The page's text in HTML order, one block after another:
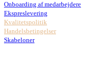
Onboarding af medarbejdere
Ekspreslevering
Kvalitetspolitik
Handelsbetingelser
Skabeloner